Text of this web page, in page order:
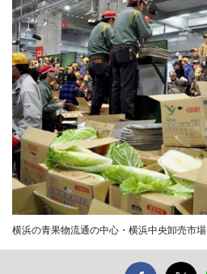
横浜の青果物流通の中心・横浜中央卸売市場